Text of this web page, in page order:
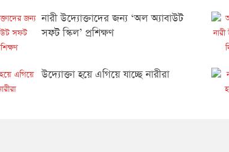
নারী উদ্যোক্তাদের জন্য ‘অল অ্যাবাউট
সফট স্কিল’ প্রশিক্ষণ
উদ্যোক্তা হয়ে এগিয়ে যাচ্ছে নারীরা